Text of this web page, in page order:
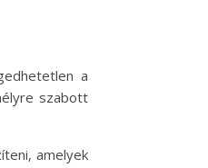
a
szabott
amelyek